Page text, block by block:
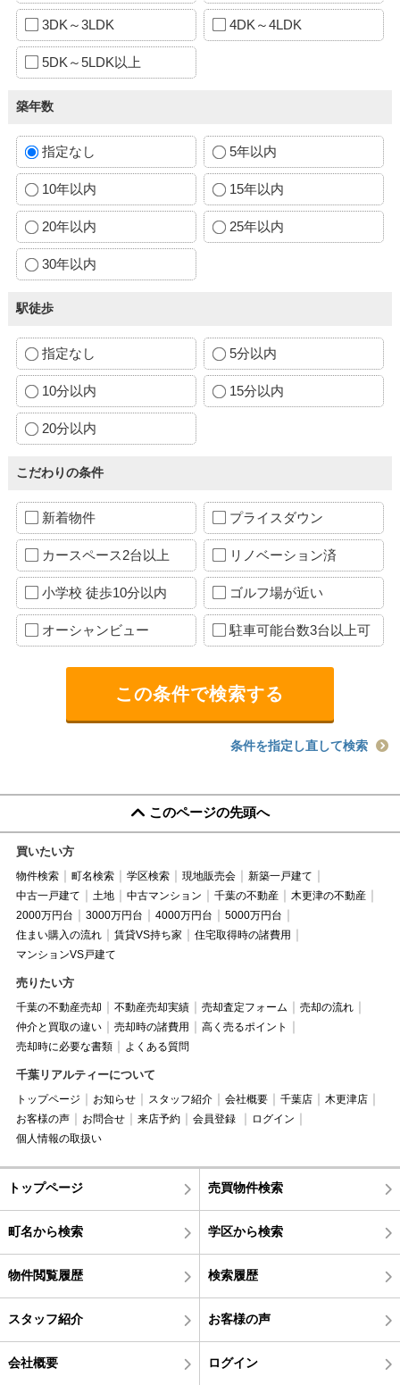
3DK～3LDK 4DK～4LDK
5DK～5LDK以上
築年数
指定なし 5年以内
10年以内 15年以内
20年以内 25年以内
30年以内
駅徒歩
指定なし 5分以内
10分以内 15分以内
20分以内
こだわりの条件
新着物件 プライスダウン
カースペース2台以上 リノベーション済
小学校 徒歩10分以内 ゴルフ場が近い
オーシャンビュー 駐車可能台数3台以上可
条件を指定し直して検索
このページの先頭へ
買いたい方
物件検索 町名検索 学区検索 現地販売会
新築一戸建て
中古一戸建て
土地 中古マンション 千葉の不動産
木更津の不動産
2000万円台
3000万円台 4000万円台
5000万円台
住まい購入の流れ
賃貸VS持ち家
住宅取得時の諸費用
マンションVS戸建て
売りたい方
千葉の不動産売却 不動産売却実績 売却査定フォーム
売却の流れ
仲介と買取の違い
売却時の諸費用
高く売るポイント
売却時に必要な書類
よくある質問
千葉リアルティーについて
トップページ お知らせ スタッフ紹介 会社概要 千葉店
木更津店
お客様の声
お問合せ 来店予約 会員登録
ログイン
個人情報の取扱い
トップページ 売買物件検索
町名から検索 学区から検索
物件閲覧履歴 検索履歴
スタッフ紹介 お客様の声
会社概要 ログイン